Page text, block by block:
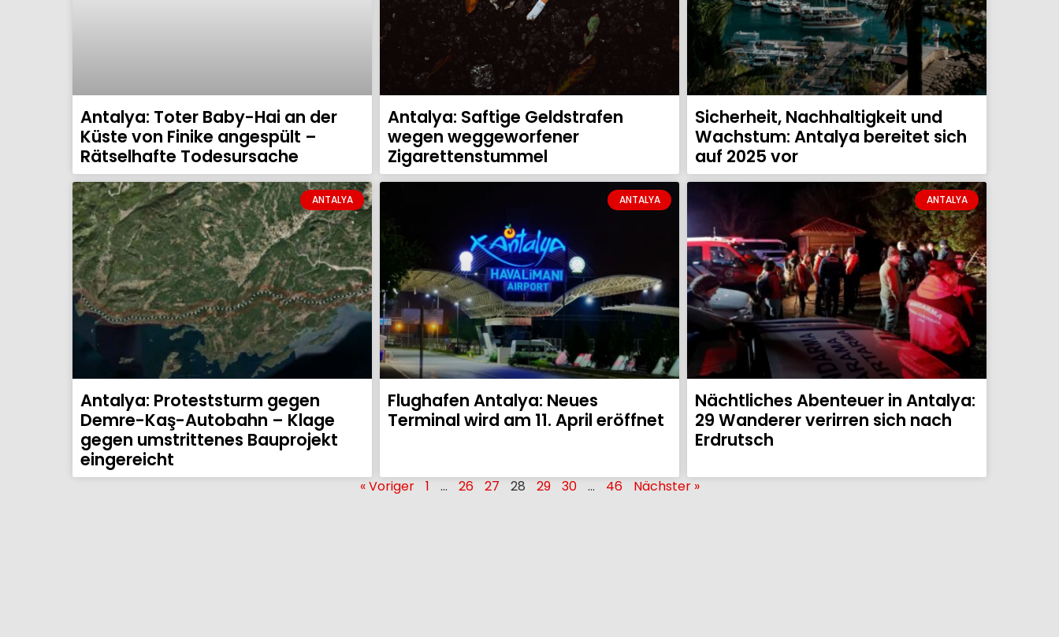
Antalya: Toter Baby-Hai an der
Küste von Finike angespült –
Rätselhafte Todesursache
Antalya: Saftige Geldstrafen
wegen weggeworfener
Zigarettenstummel
Sicherheit, Nachhaltigkeit und
Wachstum: Antalya bereitet sich
auf 2025 vor
ANTALYA
Antalya: Proteststurm gegen
Demre-Kaş-Autobahn – Klage
gegen umstrittenes Bauprojekt
eingereicht
ANTALYA
Flughafen Antalya: Neues
Terminal wird am 11. April eröffnet
ANTALYA
Nächtliches Abenteuer in Antalya:
29 Wanderer verirren sich nach
Erdrutsch
« Voriger 1 … 26 27 28 29 30 … 46 Nächster »